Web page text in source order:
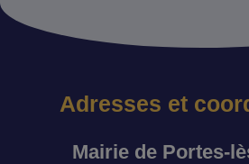
Adresses et
Mairie de Portes-